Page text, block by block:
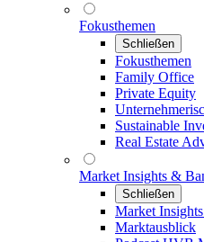
Fokusthemen
Schließen
Fokusthemen
Family Office
Private Equity
Sustainable
Real Estate
Market Insights &
Schließen
Market
Marktausblick